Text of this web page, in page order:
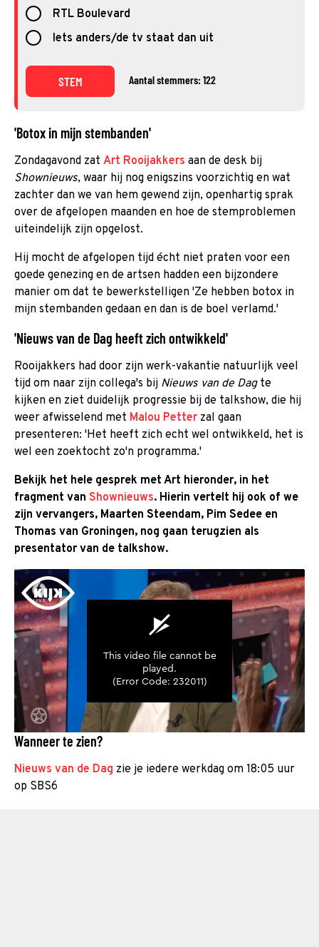
RTL Boulevard
Iets anders/de tv staat dan uit
STEM Aantal stemmers: 122
'Botox in mijn stembanden'
Zondagavond zat Art Rooijakkers aan de desk bij
Shownieuws, waar hij nog enigszins voorzichtig en wat
zachter dan we van hem gewend zijn, openhartig sprak
over de afgelopen maanden en hoe de stemproblemen
uiteindelijk zijn opgelost.
Hij mocht de afgelopen tijd écht niet praten voor een
goede genezing en de artsen hadden een bijzondere
manier om dat te bewerkstelligen 'Ze hebben botox in
mijn stembanden gedaan en dan is de boel verlamd.'
'Nieuws van de Dag heeft zich ontwikkeld'
Rooijakkers had door zijn werk-vakantie natuurlijk veel
tijd om naar zijn collega's bij Nieuws van de Dagte
kijken en ziet duidelijk progressie bij de talkshow, die hij
weer afwisselend met Malou Petter zal gaan
presenteren: 'Het heeft zich echt wel ontwikkeld, het is
wel een zoektocht zo'n programma.'
Bekijk het hele gesprek met Art hieronder, in het
fragment van Shownieuws. Hierin vertelt hij ook of we
zijn vervangers, Maarten Steendam, Pim Sedee en
Thomas van Groningen, nog gaan terugzien als
presentator van de talkshow.
Wanneer te zien?
Nieuws van de Dag zie je iedere werkdag om 18:05 uur
op SBS6